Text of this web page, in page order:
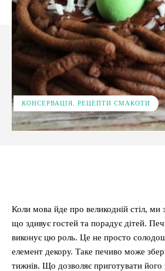
КОНСЕРВАЦІЯ. РЕЦЕПТИ СМАКОТИ
Коли мова йде про великодній стіл,
що здивує гостей та порадує дітей.
виконує цю роль. Це не просто
елемент декору. Таке печиво може
тижнів. Що дозволяє приготувати його